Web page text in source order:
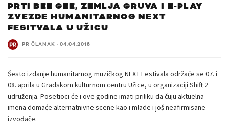
PRTI BEE GEE, ZEMLJA GRUVA I E-PLAY
ZVEZDE HUMANITARNOG NEXT
FESITVALA U UŽICU
PR ČLANAK · 04.04.2018
Šesto izdanje humanitarnog muzičkog NEXT Festivala održaće se 07. i
08. aprila u Gradskom kulturnom centru Užice, u organizaciji Shift 2
udruženja. Posetioci će i ove godine imati priliku da čuju aktuelna
imena domaće alternatnivne scene kao i mlade i još neafirmisane
izvođače.